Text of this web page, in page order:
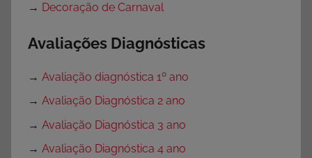
→ Decoração de Carnaval
Avaliações Diagnósticas
→ Avaliação diagnóstica 1º ano
→ Avaliação Diagnóstica 2 ano
→ Avaliação Diagnóstica 3 ano
→ Avaliação Diagnóstica 4 ano